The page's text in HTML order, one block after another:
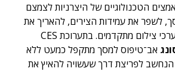
הטכנולוגיים של היצרניות לצמצם
לשפר את עמידות הצירים, להאריך את
חיי הסוללה ולשלב מערכי צילום מתקדמים. בתערוכת CES
אב־טיפוס למסך מתקפל כמעט ללא
לפריצת דרך שעשויה להאיץ את